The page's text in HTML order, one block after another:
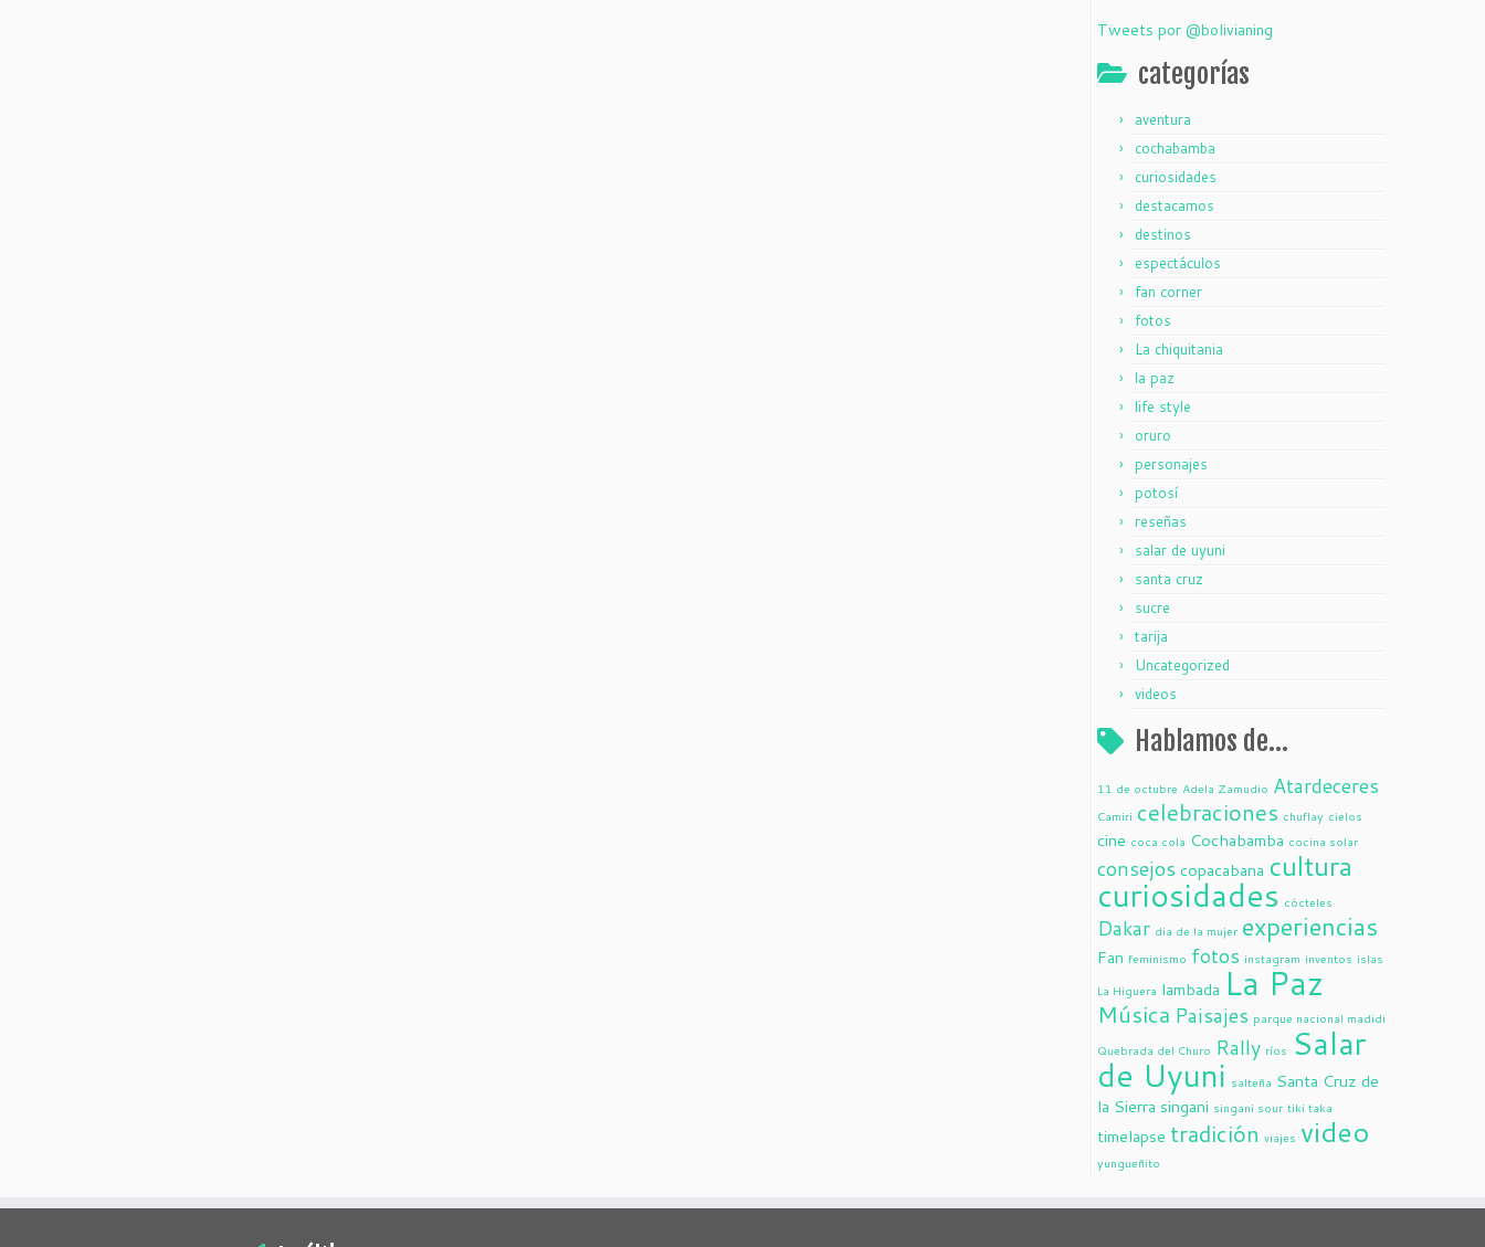
Tweets por @bolivianing
categorías
aventura
cochabamba
curiosidades
destacamos
destinos
espectáculos
fan corner
fotos
La chiquitania
la paz
life style
oruro
personajes
potosí
reseñas
salar de uyuni
santa cruz
sucre
tarija
Uncategorized
videos
Hablamos de…
11 de octubre Adela Zamudio Atardeceres
Camiri celebraciones chuflay cielos
cine coca cola Cochabamba cocina solar
consejos copacabana cultura
curiosidades cócteles
Dakar dia de la mujer experiencias
Fan feminismo fotos instagram inventos islas
La Higuera lambada La Paz
Música Paisajes parque nacional madidi
Quebrada del Churo Rally ríos Salar
de Uyuni salteña Santa Cruz de
la Sierra singani singani sour tiki taka
timelapse tradición viajes video
yungueñito